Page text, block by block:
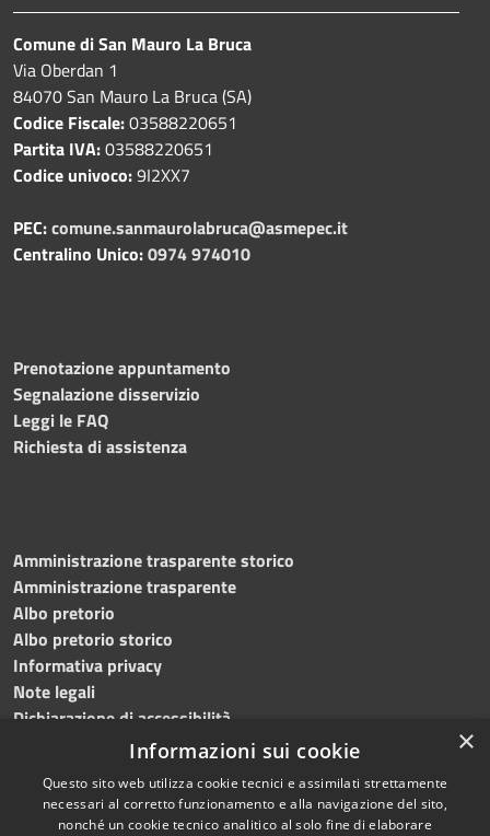
Comune di San Mauro La Bruca
Via Oberdan 1
84070 San Mauro La Bruca (SA)
Codice Fiscale:03588220651
Partita IVA:03588220651
Codice univoco:9I2XX7
PEC:comune.sanmaurolabruca@asmepec.it
Centralino Unico:0974 974010
Prenotazione appuntamento
Segnalazione disservizio
Leggi le FAQ
Richiesta di assistenza
Amministrazione trasparente storico
Amministrazione trasparente
Albo pretorio
Albo pretorio storico
Informativa privacy
Note legali
Dichiarazione di accessibilità
Copyright © 2023 •
×
Informazioni sui cookie
Questo sito web utilizza cookie tecnici e assimilati strettamente
necessari al corretto funzionamento e alla navigazione del sito,
nonché un cookie tecnico analitico al solo fine di elaborare